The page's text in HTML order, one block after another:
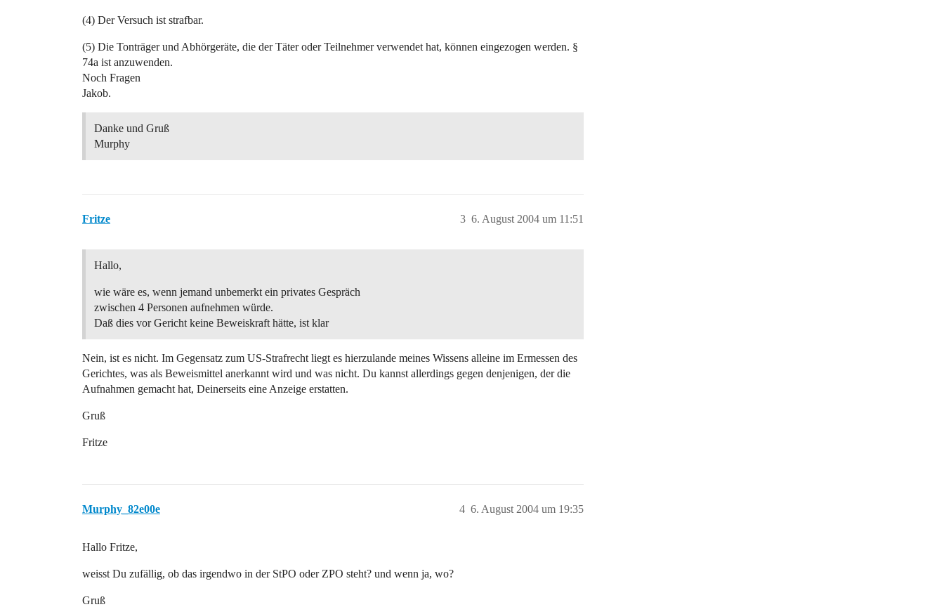
(4) Der Versuch ist strafbar.
(5) Die Tonträger und Abhörgeräte, die der Täter oder Teilnehmer verwendet hat, können eingezogen werden. §
74a ist anzuwenden.
Noch Fragen
Jakob.
Danke und Gruß
Murphy
Fritze 6. August 2004 um 11:51
3
Hallo,
wie wäre es, wenn jemand unbemerkt ein privates Gespräch
zwischen 4 Personen aufnehmen würde.
Daß dies vor Gericht keine Beweiskraft hätte, ist klar
Nein, ist es nicht. Im Gegensatz zum US-Strafrecht liegt es hierzulande meines Wissens alleine im Ermessen des
Gerichtes, was als Beweismittel anerkannt wird und was nicht. Du kannst allerdings gegen denjenigen, der die
Aufnahmen gemacht hat, Deinerseits eine Anzeige erstatten.
Gruß
Fritze
Murphy_82e00e 6. August 2004 um 19:35
4
Hallo Fritze,
weisst Du zufällig, ob das irgendwo in der StPO oder ZPO steht? und wenn ja, wo?
Gruß